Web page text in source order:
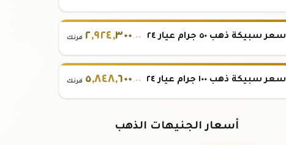
سعر سبيكة ذهب ٥٠ جرام عيار ٢٤ ٢,٩٢٤,٣٠٠ .٠٠ فرنك
سعر سبيكة ذهب ١٠٠ جرام عيار ٢٤ ٥,٨٤٨,٦٠٠ .٠٠ فرنك
أسعار الجنيهات الذهب